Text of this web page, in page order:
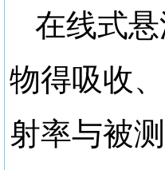
在线式
物得吸收
射率与被